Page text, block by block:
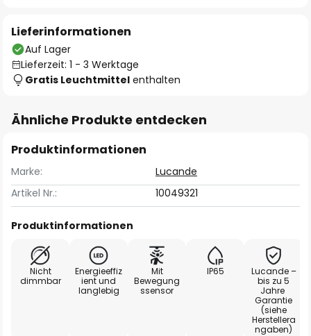
Lieferinformationen
Auf Lager
Lieferzeit: 1 - 3 Werktage
Gratis Leuchtmittel enthalten
Ähnliche Produkte entdecken
Produktinformationen
Marke:
Lucande
Artikel Nr.:
10049321
Produktinformationen
Nicht
dimmbar
Energieeffiz
ient und
langlebig
Mit
Bewegung
ssensor
IP65
Lucande –
bis zu 5
Jahre
Garantie
(siehe
Herstellera
ngaben)